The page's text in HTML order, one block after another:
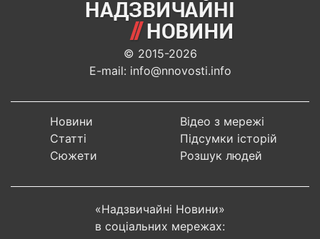
© 2015-2026
E-mail: info@nnovosti.info
Новини
Статті
Сюжети
Відео з мережі
Підсумки історій
Розшук людей
«Надзвичайні Новини»
в соціальних мережах: